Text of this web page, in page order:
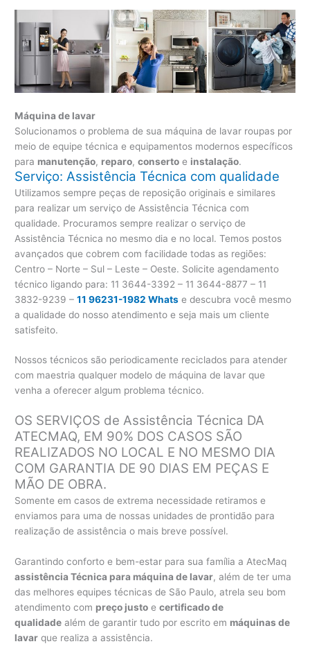
Máquina de lavar
Solucionamos o problema de sua máquina de lavar roupas por
meio de equipe técnica e equipamentos modernos específicos
para manutenção, reparo,conserto e instalação.
Serviço: Assistência Técnica com qualidade
Utilizamos sempre peças de reposição originais e similares
para realizar um serviço de Assistência Técnica com
qualidade. Procuramos sempre realizar o serviço de
Assistência Técnica no mesmo dia e no local. Temos postos
avançados que cobrem com facilidade todas as regiões:
Centro – Norte – Sul – Leste – Oeste. Solicite agendamento
técnico ligando para: 11 3644-3392 – 11 3644-8877 – 11
3832-9239 –11 96231-1982 Whats e descubra você mesmo
a qualidade do nosso atendimento e seja mais um cliente
satisfeito.
Nossos técnicos são periodicamente reciclados para atender
com maestria qualquer modelo de máquina de lavar que
venha a oferecer algum problema técnico.
OS SERVIÇOS de Assistência Técnica DA
ATECMAQ, EM 90% DOS CASOS SÃO
REALIZADOS NO LOCAL E NO MESMO DIA
COM GARANTIA DE 90 DIAS EM PEÇAS E
MÃO DE OBRA.
Somente em casos de extrema necessidade retiramos e
enviamos para uma de nossas unidades de prontidão para
realização de assistência o mais breve possível.
Garantindo conforto e bem-estar para sua família a AtecMaq
assistência Técnica para máquina de lavar, além de ter uma
das melhores equipes técnicas de São Paulo, atrela seu bom
atendimento com preço justo ecertificado de
qualidade além de garantir tudo por escrito em máquinas de
lavar que realiza a assistência.